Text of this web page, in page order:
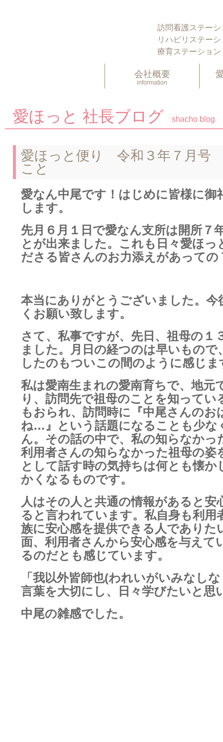
訪問看護ステー
リハビリステー
療育ステーション
会社概要
information
愛ほっと 社長ブログ shacho blog
愛ほっと便り 令和３年７月号
こと
愛なん中尾です！はじめに皆様に御
します。
先月６月１日で愛なん支所は開所７
とが出来ました。これも日々愛ほっ
ださる皆さんのお力添えがあっての
本当にありがとうございました。今
くお願い致します。
さて、私事ですが、先日、祖母の１
ました。月日の経つのは早いもので
したのもついこの間のように感じま
私は愛南生まれの愛南育ちで、地元
り、訪問先で祖母のことを知ってい
もおられ、訪問時に『中尾さんのお
ね…』という話題になることも少な
ん。その話の中で、私の知らなかっ
利用者さんの知らなかった祖母の姿
として話す時の気持ちは何とも懐か
かくなるものです。
人はその人と共通の情報があると安
ると言われています。私自身も利用
族に安心感を提供できる人でありた
面、利用者さんから安心感を与えて
るのだとも感じています。
「我以外皆師也(われいがいみなし
言葉を大切にし、日々学びたいと思
中尾の雑感でした。